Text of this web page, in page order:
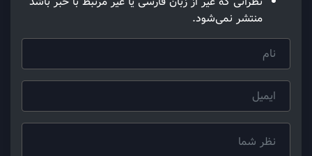
منتشر نمی‌شود.